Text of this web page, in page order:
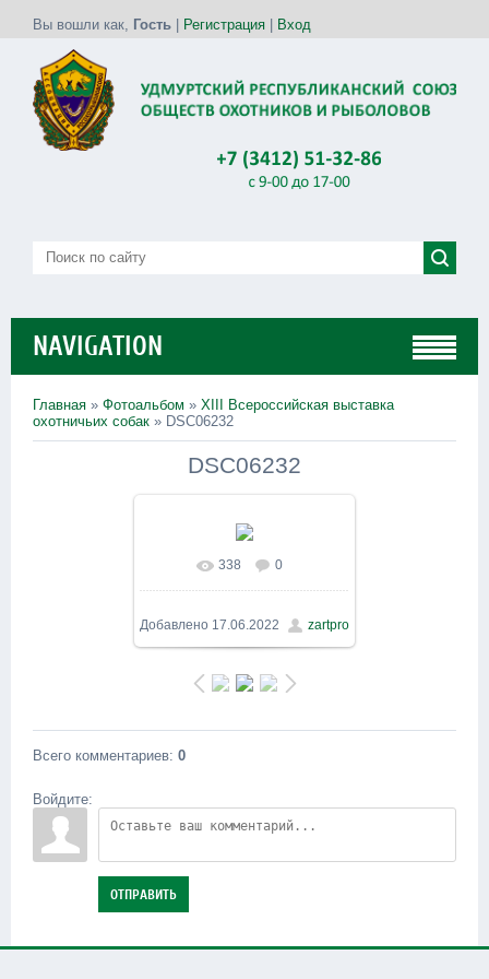
Вы вошли как, Гость Регистрация Вход
NAVIGATION
Главная » Фотоальбом » XIII Всероссийская выставка
охотничьих собак » DSC06232
DSC06232
В реальном размере
1600x900 / 351.3Kb
338 0
Добавлено 17.06.2022 zartpro
Всего комментариев: 0
Войдите:
ОТПРАВИТЬ